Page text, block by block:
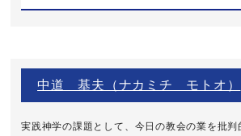
中道 基夫（ナカミチ モトオ）
実践神学の課題として、今日の教会の業を批判